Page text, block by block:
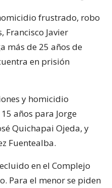
frustrado, robo
Francisco Javier
más de 25 años de
en prisión
y homicidio
años para Jorge
Quichapai Ojeda, y
Fuentealba.
en el Complejo
Para el menor se piden